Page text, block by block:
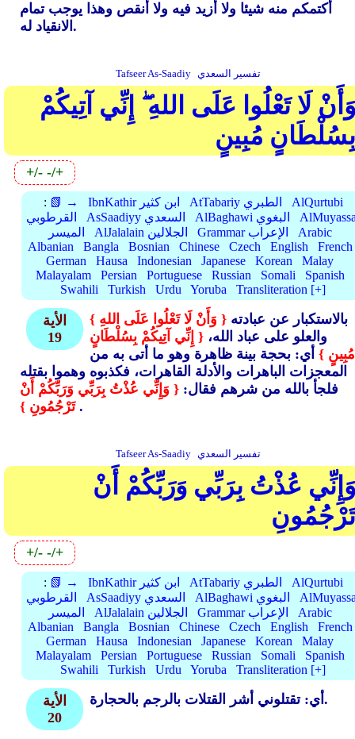
أكتمكم منه شيئا ولا أزيد فيه ولا أنقص وهذا يوجب تمام
الانقياد له.
Tafseer As-Saadiy تفسير السعدي
لَا تَعْلُوا عَلَى اللهِ ۖ إِنِّي آتِيكُمْ
مُبِينٍ
+/--/+
: 📗 → IbnKathir ابن كثير AtTabariy الطبري
AlQurtubi
القرطوبي
AsSaadiyy السعدي AlBaghawi البغوي
الميسر
AlJalalain الجلالين Grammar الإعراب
Arabic
Albanian
Bangla Bosnian Chinese Czech English
French
German
Hausa Indonesian Japanese Korean
Malay
Malayalam
Persian Portuguese Russian Somali
Spanish
Swahili
Turkish Urdu Yoruba Transliteration [+]
الأية
19
{ وَأَنْ لَا تَعْلُوا عَلَى اللهِ }بالاستكبار عن عبادته
والعلو على عباد الله،{ إِنِّي آتِيكُمْ بِسُلْطَانٍ
مُبِينٍ } أي: بحجة بينة ظاهرة وهو ما أتى به من
المعجزات الباهرات والأدلة القاهرات، فكذبوه وهموا بقتله
فلجأ بالله من شرهم فقال:{ وَإِنِّي عُذْتُ بِرَبِّي وَرَبِّكُمْ أَنْ
تَرْجُمُونِ }.
Tafseer As-Saadiy تفسير السعدي
عُذْتُ بِرَبِّي وَرَبِّكُمْ أَنْ
+/--/+
: 📗 → IbnKathir ابن كثير AtTabariy الطبري
AlQurtubi
القرطوبي
AsSaadiyy السعدي AlBaghawi البغوي
الميسر
AlJalalain الجلالين Grammar الإعراب
Arabic
Albanian
Bangla Bosnian Chinese Czech English
French
German
Hausa Indonesian Japanese Korean
Malay
Malayalam
Persian Portuguese Russian Somali
Spanish
Swahili
Turkish Urdu Yoruba Transliteration [+]
الأية
20
أي: تقتلوني أشر القتلات بالرجم بالحجارة.